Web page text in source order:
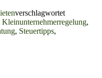
verschlagwortet
Kleinunternehmerregelung,
, Steuertipps,